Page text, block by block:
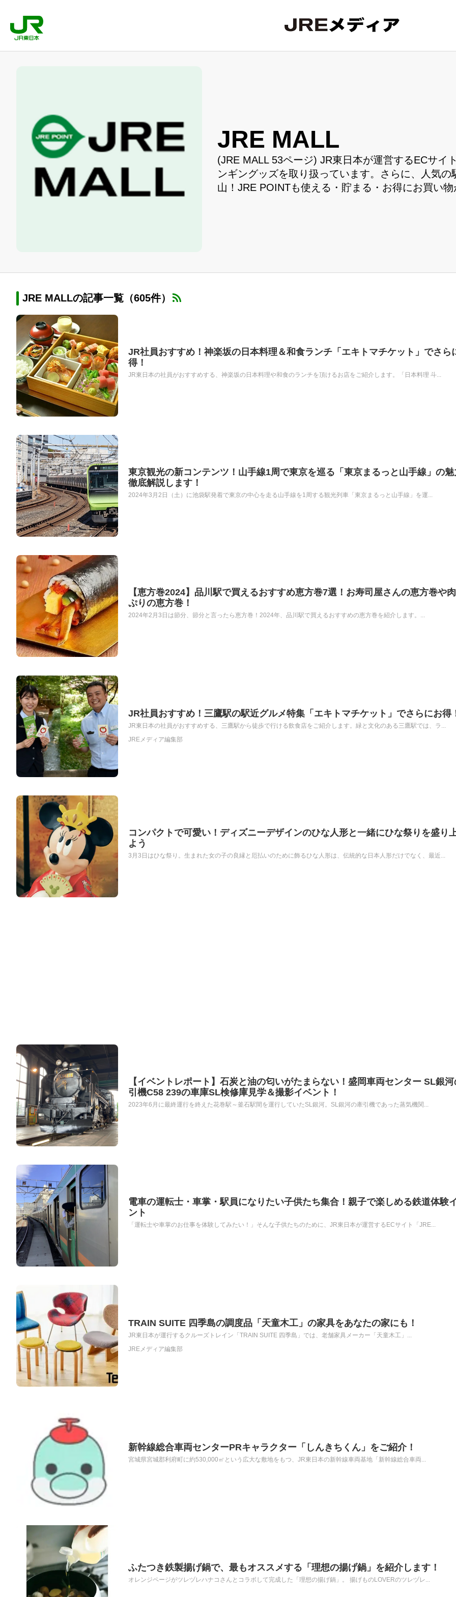
JRE MALL
(JRE MALL 53ページ) JR東日本が運営するECサイ
ンギングッズを取り扱っています。さらに、人気
山！JRE POINTも使える・貯まる・お得にお買い
JRE MALLの記事一覧（605件）
JR社員おすすめ！神楽坂の日本料理＆和食ランチ「エキトマチケット」でさら
得！
JR東日本の社員がおすすめする、神楽坂の日本料理や和食のランチを頂けるお店をご紹介します。「日本料理 斗...
東京観光の新コンテンツ！山手線1周で東京を巡る「東京まるっと山手線」の魅
徹底解説します！
2024年3月2日（土）に池袋駅発着で東京の中心を走る山手線を1周する観光列車「東京まるっと山手線」を運...
【恵方巻2024】品川駅で買えるおすすめ恵方巻7選！お寿司屋さんの恵方巻や
ぷりの恵方巻！
2024年2月3日は節分、節分と言ったら恵方巻！2024年、品川駅で買えるおすすめの恵方巻を紹介します。...
JR社員おすすめ！三鷹駅の駅近グルメ特集「エキトマチケット」でさらにお得
JR東日本の社員がおすすめする、三鷹駅から徒歩で行ける飲食店をご紹介します。緑と文化のある三鷹駅では、ラ...
JREメディア編集部
コンパクトで可愛い！ディズニーデザインのひな人形と一緒にひな祭りを盛り
よう
3月3日はひな祭り。生まれた女の子の良縁と厄払いのために飾るひな人形は、伝統的な日本人形だけでなく、最近...
【イベントレポート】石炭と油の匂いがたまらない！盛岡車両センター SL銀
引機C58 239の車庫SL検修庫見学＆撮影イベント！
2023年6月に最終運行を終えた花巻駅～釜石駅間を運行していたSL銀河。SL銀河の牽引機であった蒸気機関...
電車の運転士・車掌・駅員になりたい子供たち集合！親子で楽しめる鉄道体験
ント
「運転士や車掌のお仕事を体験してみたい！」そんな子供たちのために、JR東日本が運営するECサイト「JRE...
TRAIN SUITE 四季島の調度品「天童木工」の家具をあなたの家にも！
JR東日本が運行するクルーズトレイン「TRAIN SUITE 四季島」では、老舗家具メーカー「天童木工」...
JREメディア編集部
新幹線総合車両センターPRキャラクター「しんきちくん」をご紹介！
宮城県宮城郡利府町に約530,000㎡という広大な敷地をもつ、JR東日本の新幹線車両基地「新幹線総合車両...
ふたつき鉄製揚げ鍋で、最もオススメする「理想の揚げ鍋」を紹介します！
オレンジページがツレヅレハナコさんとコラボして完成した「理想の揚げ鍋」。 揚げものLOVERのツレヅレ...